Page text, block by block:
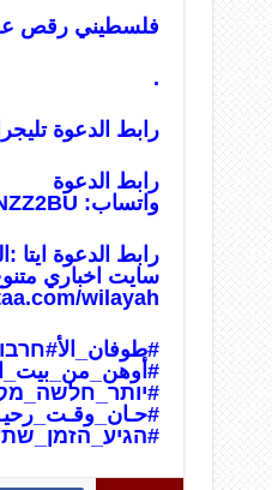
فلسطيني رقص على
.
رابط الدعوة
رابط الدعوة
واتساب:
رابط الدعوة ايتا
سايت اخباري
wilayah
#طوفان_الأ